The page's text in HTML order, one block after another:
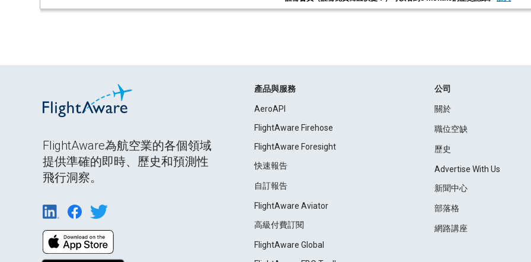
FlightAware為航空業的各個領域
提供準確的即時、歷史和預測性
飛行洞察。
產品與服務
AeroAPI
FlightAware Firehose
FlightAware Foresight
快速報告
自訂報告
FlightAware Aviator
高級付費訂閱
FlightAware Global
公司
關於
職位空缺
歷史
Advertise With Us
新聞中心
部落格
網路講座